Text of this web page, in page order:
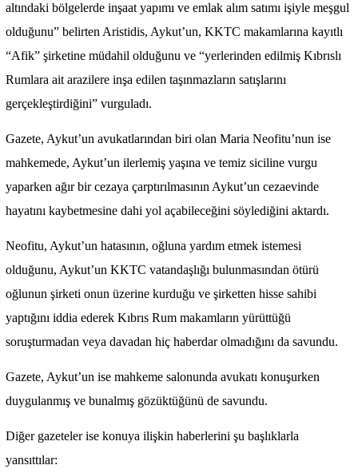
altındaki bölgelerde inşaat yapımı ve emlak alım satımı işiyle meşgul
olduğunu” belirten Aristidis, Aykut’un, KKTC makamlarına kayıtlı
“Afik” şirketine müdahil olduğunu ve “yerlerinden edilmiş Kıbrıslı
Rumlara ait arazilere inşa edilen taşınmazların satışlarını
gerçekleştirdiğini” vurguladı.
Gazete, Aykut’un avukatlarından biri olan Maria Neofitu’nun ise
mahkemede, Aykut’un ilerlemiş yaşına ve temiz siciline vurgu
yaparken ağır bir cezaya çarptırılmasının Aykut’un cezaevinde
hayatını kaybetmesine dahi yol açabileceğini söylediğini aktardı.
Neofitu, Aykut’un hatasının, oğluna yardım etmek istemesi
olduğunu, Aykut’un KKTC vatandaşlığı bulunmasından ötürü
oğlunun şirketi onun üzerine kurduğu ve şirketten hisse sahibi
yaptığını iddia ederek Kıbrıs Rum makamların yürüttüğü
soruşturmadan veya davadan hiç haberdar olmadığını da savundu.
Gazete, Aykut’un ise mahkeme salonunda avukatı konuşurken
duygulanmış ve bunalmış gözüktüğünü de savundu.
Diğer gazeteler ise konuya ilişkin haberlerini şu başlıklarla
yansıttılar: